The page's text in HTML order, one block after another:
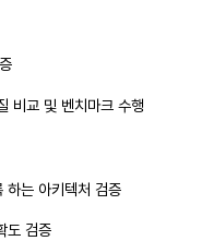
비교 및 벤치마크 수행
하는 아키텍처 검증
도 검증